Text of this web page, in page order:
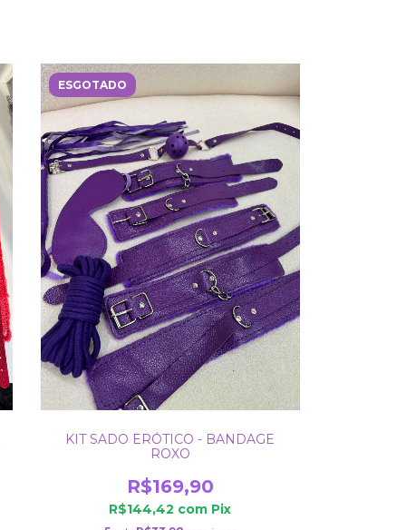
ESGOTADO
KIT SADO ERÓTICO - BANDAGE
ROXO
R$169,90
R$144,42 com Pix